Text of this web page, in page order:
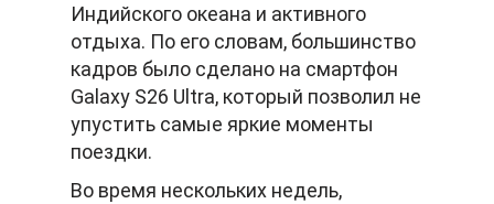
Индийского океана и активного
отдыха. По его словам, большинство
кадров было сделано на смартфон
Galaxy S26 Ultra, который позволил не
упустить самые яркие моменты
поездки.
Во время нескольких недель,